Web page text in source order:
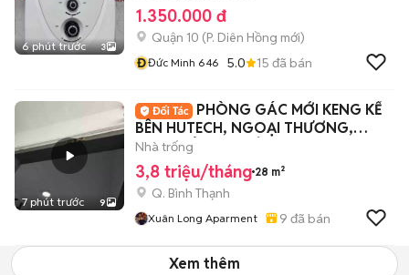
6 phút trước 3
1.350.000 đ
Quận 10 (P. Diên Hồng mới)
ĐĐức Minh 646 5.0 15 đã bán
7 phút trước 9
PHÒNG GÁC MỚI KENG KẾ
BÊN HUTECH, NGOẠI THƯƠNG,
GTVT SIÊU HẠT DẺ
Nhà trống
3,8 triệu/tháng 28 m²
Q. Bình Thạnh
Xuân Long Aparment 9 đã bán
Xem thêm